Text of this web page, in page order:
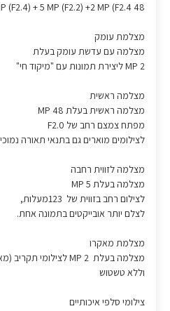
48 MP (F2.0) + 2 MP (F2.4) + 5 MP (F2.2) +2 MP (F2.4
מצלמת עומק
מצלמה עם עדשת עומק בעלת
מצלמה ראשית
מצלמה ראשית בעלת 48 MP
מפתח צמצם רחב של F2.0
לצילומים מוארים גם בתנאי תאורה נמוכים
מצלמה לזווית רחבה
מצלמה בעלת 5 MP
לצילום רחב בזווית של 123מעלות,
לצלם יותר אובייקטים בתמונה אחת.
מצלמת מאקרו
מצלמה בעלת 2 MP לצילומי תקריב (מאקרו) באיכות גבוהה
וללא טשטוש
צילומי סלפי איכותיים